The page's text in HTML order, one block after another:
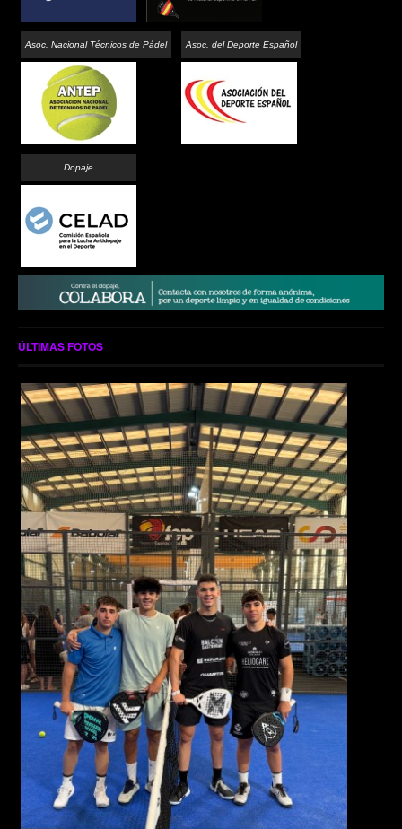
Asoc. Nacional Técnicos de Pádel Asoc. del Deporte Español
Dopaje
ÚLTIMAS FOTOS